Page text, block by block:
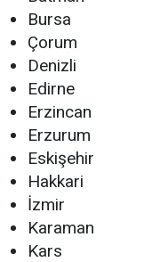
Bursa
Çorum
Denizli
Edirne
Erzincan
Erzurum
Eskişehir
Hakkari
İzmir
Karaman
Kars